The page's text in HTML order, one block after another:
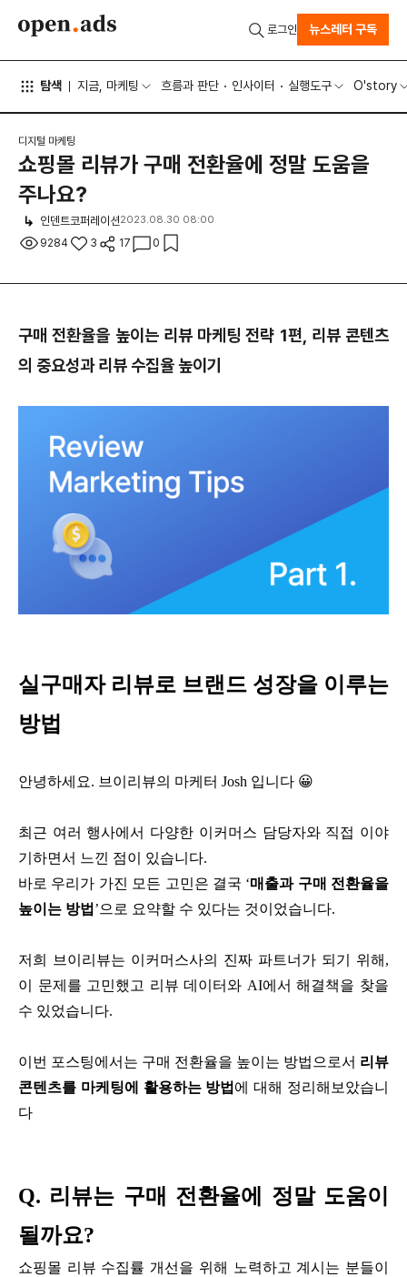
탐색 지금, 마케팅 흐름과 판단 인사이터 실행도구 O'story
로그인 뉴스레터 구독
디지털 마케팅
쇼핑몰 리뷰가 구매 전환율에 정말 도움을
주나요?
인덴트코퍼레이션2023.08.30 08:00
9284 3 17 0
구매 전환율을 높이는 리뷰 마케팅 전략 1편, 리뷰 콘텐츠
의 중요성과 리뷰 수집율 높이기
실구매자 리뷰로 브랜드 성장을 이루는
방법
안녕하세요. 브이리뷰의 마케터 Josh 입니다 😀
최근 여러 행사에서 다양한 이커머스 담당자와 직접 이야
기하면서 느낀 점이 있습니다.
바로 우리가 가진 모든 고민은 결국 ‘매출과 구매 전환율을
높이는 방법 ’으로 요약할 수 있다는 것이었습니다.
저희 브이리뷰는 이커머스사의 진짜 파트너가 되기 위해,
이 문제를 고민했고 리뷰 데이터와 AI에서 해결책을 찾을
수 있었습니다.
이번 포스팅에서는 구매 전환율을 높이는 방법으로서 리뷰
콘텐츠를 마케팅에 활용하는 방법 에 대해 정리해보았습니
다
Q. 리뷰는 구매 전환율에 정말 도움이
될까요?
쇼핑몰 리뷰 수집률 개선을 위해 노력하고 계시는 분들이